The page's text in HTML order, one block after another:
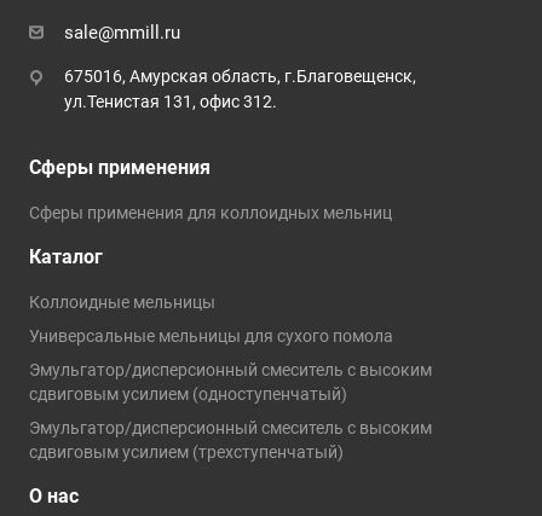
sale@mmill.ru
675016, Амурская область, г.Благовещенск,
ул.Тенистая 131, офис 312.
Сферы применения
Сферы применения для коллоидных мельниц
Каталог
Коллоидные мельницы
Универсальные мельницы для сухого помола
Эмульгатор/дисперсионный смеситель с высоким
сдвиговым усилием (одноступенчатый)
Эмульгатор/дисперсионный смеситель с высоким
сдвиговым усилием (трехступенчатый)
О нас